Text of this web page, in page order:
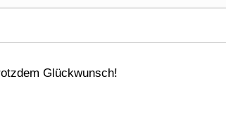
Glückwunsch!